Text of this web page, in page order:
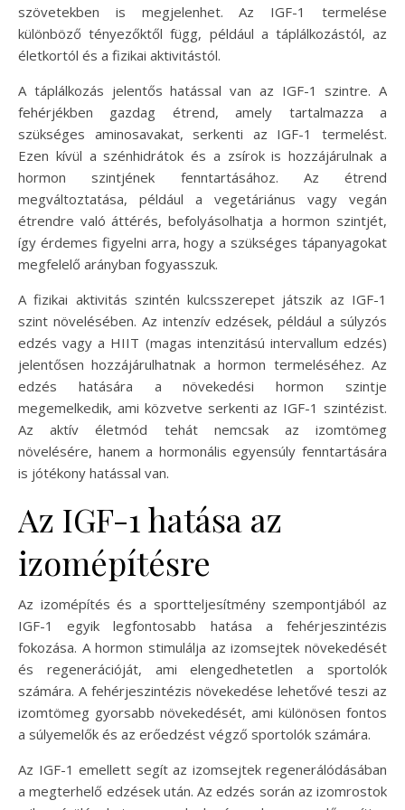
szövetekben is megjelenhet. Az IGF-1 termelése
különböző tényezőktől függ, például a táplálkozástól, az
életkortól és a fizikai aktivitástól.
A táplálkozás jelentős hatással van az IGF-1 szintre. A
fehérjékben gazdag étrend, amely tartalmazza a
szükséges aminosavakat, serkenti az IGF-1 termelést.
Ezen kívül a szénhidrátok és a zsírok is hozzájárulnak a
hormon szintjének fenntartásához. Az étrend
megváltoztatása, például a vegetáriánus vagy vegán
étrendre való áttérés, befolyásolhatja a hormon szintjét,
így érdemes figyelni arra, hogy a szükséges tápanyagokat
megfelelő arányban fogyasszuk.
A fizikai aktivitás szintén kulcsszerepet játszik az IGF-1
szint növelésében. Az intenzív edzések, például a súlyzós
edzés vagy a HIIT (magas intenzitású intervallum edzés)
jelentősen hozzájárulhatnak a hormon termeléséhez. Az
edzés hatására a növekedési hormon szintje
megemelkedik, ami közvetve serkenti az IGF-1 szintézist.
Az aktív életmód tehát nemcsak az izomtömeg
növelésére, hanem a hormonális egyensúly fenntartására
is jótékony hatással van.
Az IGF-1 hatása az
izomépítésre
Az izomépítés és a sportteljesítmény szempontjából az
IGF-1 egyik legfontosabb hatása a fehérjeszintézis
fokozása. A hormon stimulálja az izomsejtek növekedését
és regenerációját, ami elengedhetetlen a sportolók
számára. A fehérjeszintézis növekedése lehetővé teszi az
izomtömeg gyorsabb növekedését, ami különösen fontos
a súlyemelők és az erőedzést végző sportolók számára.
Az IGF-1 emellett segít az izomsejtek regenerálódásában
a megterhelő edzések után. Az edzés során az izomrostok